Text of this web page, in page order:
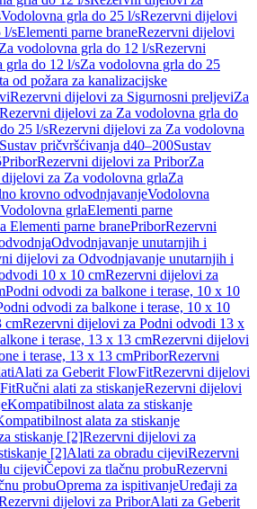
Vodolovna grla do 25 l/sRezervni dijelovi
l/sElementi parne braneRezervni dijelovi
Za vodolovna grla do 12 l/sRezervni
grla do 12 l/sZa vodolovna grla do 25
od požara za kanalizacijske
Rezervni dijelovi za Sigurnosni preljeviZa
Rezervni dijelovi za Za vodolovna grla do
25 l/sRezervni dijelovi za Za vodolovna
Sustav pričvršćivanja d40–200Sustav
PriborRezervni dijelovi za PriborZa
za Za vodolovna grlaZa
krovno odvodnjavanjeVodolovna
grlaElementi parne
Elementi parne branePriborRezervni
Odvodnjavanje unutarnjih i
dijelovi za Odvodnjavanje unutarnjih i
10 x 10 cmRezervni dijelovi za
Podni odvodi za balkone i terase, 10 x 10
odvodi za balkone i terase, 10 x 10
cmRezervni dijelovi za Podni odvodi 13 x
i terase, 13 x 13 cmRezervni dijelovi
i terase, 13 x 13 cmPriborRezervni
Alati za Geberit FlowFitRezervni dijelovi
Ručni alati za stiskanjeRezervni dijelovi
Kompatibilnost alata za stiskanje
alata za stiskanje
stiskanje [2]Rezervni dijelovi za
[2]Alati za obradu cijeviRezervni
cijeviČepovi za tlačnu probuRezervni
probuOprema za ispitivanjeUređaji za
dijelovi za PriborAlati za Geberit